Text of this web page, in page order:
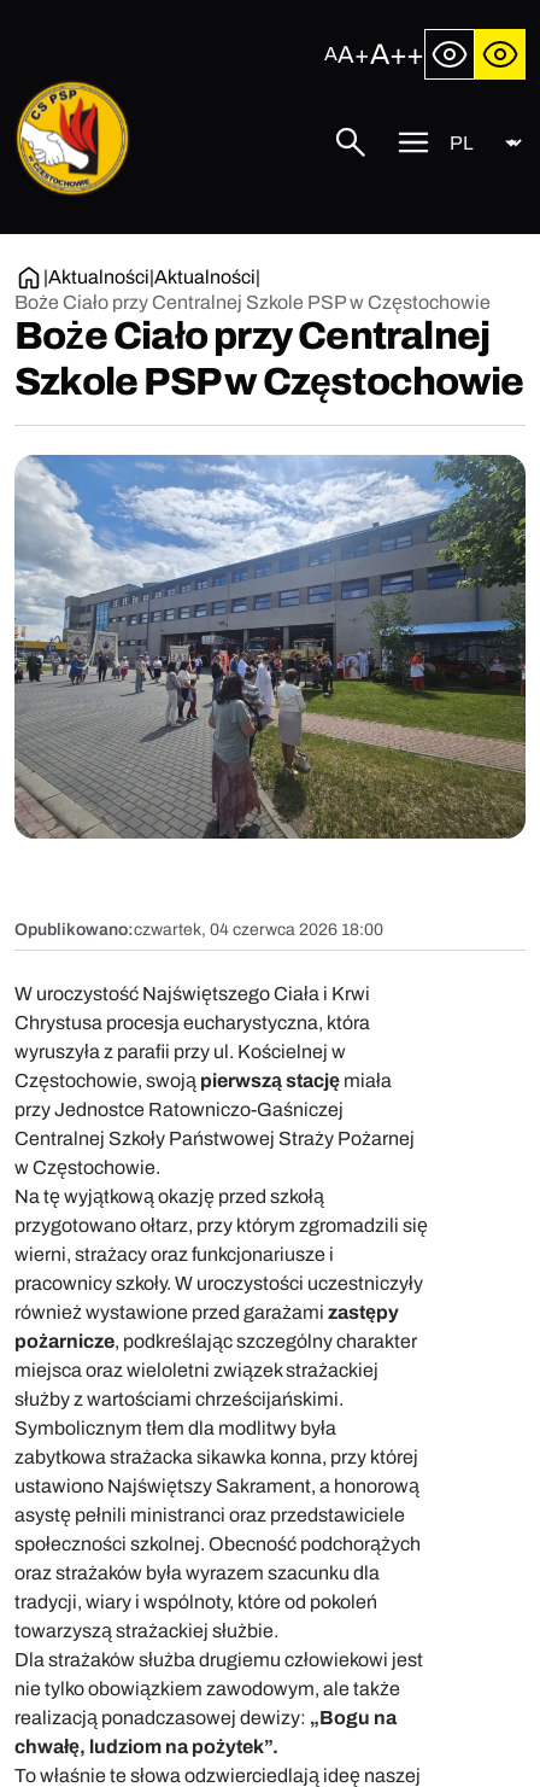
AA+A++
Centralna
Szkoła
Państwowej
Pożarnej
Częstochowie
SzukajPrzycisk
Język
|Aktualności|Aktualności|
Boże Ciało przy Centralnej Szkole PSP w Częstochowie
Boże Ciało przy Centralnej
Szkole PSP w Częstochowie
Opublikowano:czwartek, 04 czerwca 2026 18:00
W uroczystość Najświętszego Ciała i Krwi
Chrystusa procesja eucharystyczna, która
wyruszyła z parafii przy ul. Kościelnej w
Częstochowie, swoją pierwszą stację miała
przy Jednostce Ratowniczo-Gaśniczej
Centralnej Szkoły Państwowej Straży Pożarnej
w Częstochowie.
Na tę wyjątkową okazję przed szkołą
przygotowano ołtarz, przy którym zgromadzili się
wierni, strażacy oraz funkcjonariusze i
pracownicy szkoły. W uroczystości uczestniczyły
również wystawione przed garażami zastępy
pożarnicze, podkreślając szczególny charakter
miejsca oraz wieloletni związek strażackiej
służby z wartościami chrześcijańskimi.
Symbolicznym tłem dla modlitwy była
zabytkowa strażacka sikawka konna, przy której
ustawiono Najświętszy Sakrament, a honorową
asystę pełnili ministranci oraz przedstawiciele
społeczności szkolnej. Obecność podchorążych
oraz strażaków była wyrazem szacunku dla
tradycji, wiary i wspólnoty, które od pokoleń
towarzyszą strażackiej służbie.
Dla strażaków służba drugiemu człowiekowi jest
nie tylko obowiązkiem zawodowym, ale także
realizacją ponadczasowej dewizy: „Bogu na
chwałę, ludziom na pożytek”.
To właśnie te słowa odzwierciedlają ideę naszej